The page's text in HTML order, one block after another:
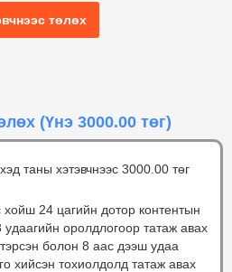
төлөх
(Үнэ 3000.00 төг)
таны хэтэвчнээс 3000.00 төг
хойш 24 цагийн дотор контентын
оролдлогоор татаж авах
болон 8 аас дээш удаа
хийсэн тохиолдолд татаж авах